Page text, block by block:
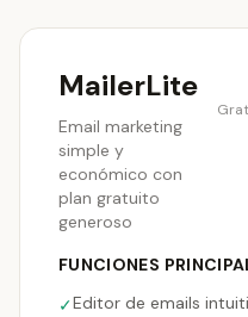
MailerLite
Email marketing
simple y
económico con
plan gratuito
generoso
FUNCIONES
✓Editor de emails